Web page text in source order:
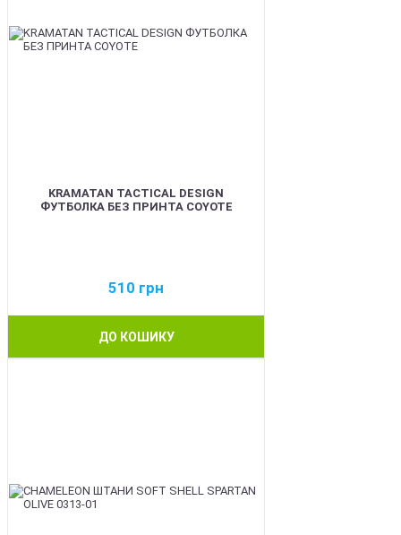
KRAMATAN TACTICAL DESIGN
ФУТБОЛКА БЕЗ ПРИНТА COYOTE
510 грн
ДО КОШИКУ